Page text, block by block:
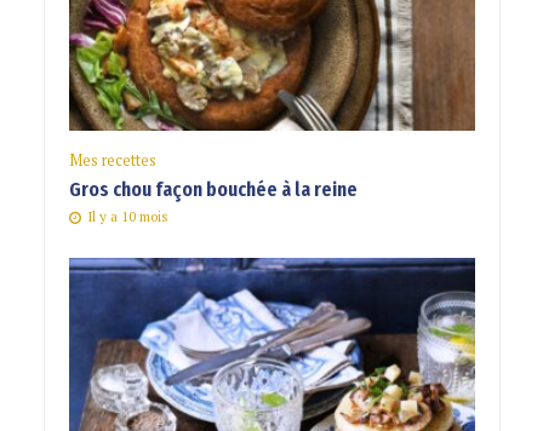
Mes recettes
Gros chou façon bouchée à la reine
Il y a 10 mois